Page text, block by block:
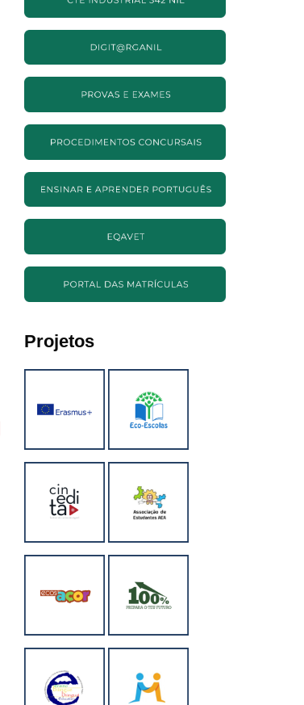
Projetos